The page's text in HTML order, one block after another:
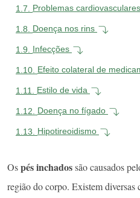
1.7. Problemas cardiovasculares
1.8. Doença nos rins
1.9. Infecções
1.10. Efeito colateral de
1.11. Estilo de vida
1.12. Doença no fígado
1.13. Hipotireoidismo
Ospés inchadossão causados
região do corpo. Existem diversas